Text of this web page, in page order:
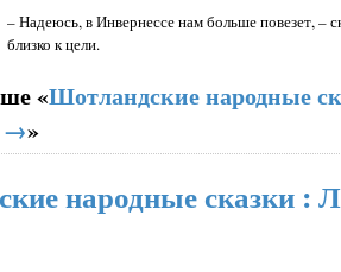
– Надеюсь, в Инвернессе нам больше повезет, –
близко к цели.
«Шотландские народные
→»
народные сказки :